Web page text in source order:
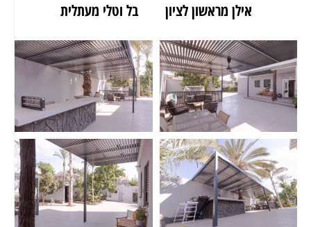
אילן מראשון לציון
בל וטלי מעתלית